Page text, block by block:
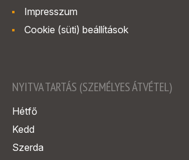
Impresszum
Cookie (süti) beállítások
NYITVA TARTÁS (SZEMÉLYES ÁTVÉTEL)
Hétfő
Kedd
Szerda